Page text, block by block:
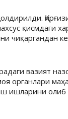
қисмдаги
чиқаргандан
вазият
органлари
ишларини олиб